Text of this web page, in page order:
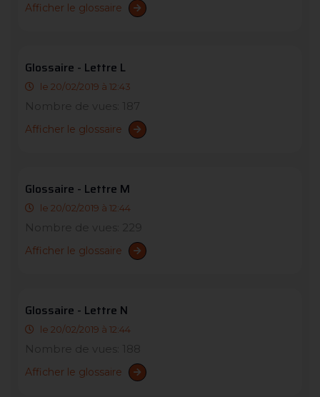
Afficher le glossaire
Glossaire - Lettre L
le 20/02/2019 à 12:43
Afficher le glossaire
Glossaire - Lettre M
le 20/02/2019 à 12:44
Afficher le glossaire
Glossaire - Lettre N
le 20/02/2019 à 12:44
Afficher le glossaire